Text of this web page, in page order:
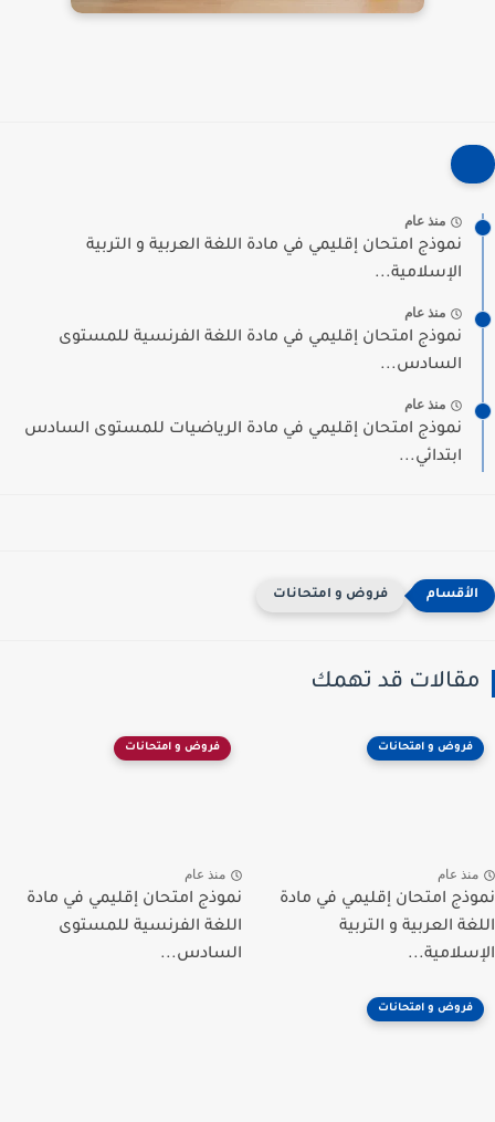
منذ عام
نموذج امتحان إقليمي في مادة اللغة العربية و التربية
الإسلامية...
منذ عام
نموذج امتحان إقليمي في مادة اللغة الفرنسية للمستوى
السادس...
منذ عام
نموذج امتحان إقليمي في مادة الرياضيات للمستوى السادس
ابتدائي...
فروض و امتحانات
مقالات قد تهمك
فروض و امتحانات
منذ عام
نموذج امتحان إقليمي في مادة
اللغة العربية و التربية
الإسلامية...
فروض و امتحانات
منذ عام
نموذج امتحان إقليمي في مادة
اللغة الفرنسية للمستوى
السادس...
فروض و امتحانات